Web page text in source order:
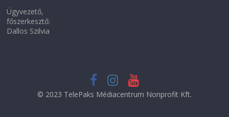
Ügyvezető,
főszerkesztő:
Dallos Szilvia
© 2023 TelePaks Médiacentrum Nonprofit Kft.